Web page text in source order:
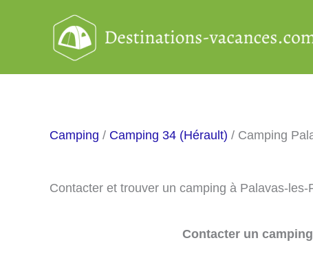
Camping / Camping 34 (Hérault) / Camping
Contacter et trouver un camping à Palavas-les-
Contacter un